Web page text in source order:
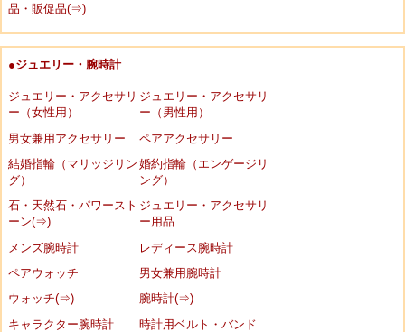
品・販促品(⇒)
●ジュエリー・腕時計
ジュエリー・アクセサリ
ー（女性用）
ジュエリー・アクセサリ
ー（男性用）
男女兼用アクセサリー
ペアアクセサリー
結婚指輪（マリッジリン
グ）
婚約指輪（エンゲージリ
ング）
石・天然石・パワースト
ーン(⇒)
ジュエリー・アクセサリ
ー用品
メンズ腕時計
レディース腕時計
ペアウォッチ
男女兼用腕時計
ウォッチ(⇒)
腕時計(⇒)
キャラクター腕時計
時計用ベルト・バンド